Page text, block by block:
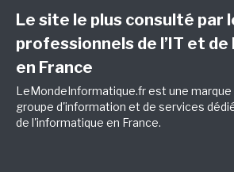
Le site le plus consulté par
professionnels de l’IT et de
en France
LeMondeInformatique.fr est une marque
groupe d'information et de services
de l'informatique en France.